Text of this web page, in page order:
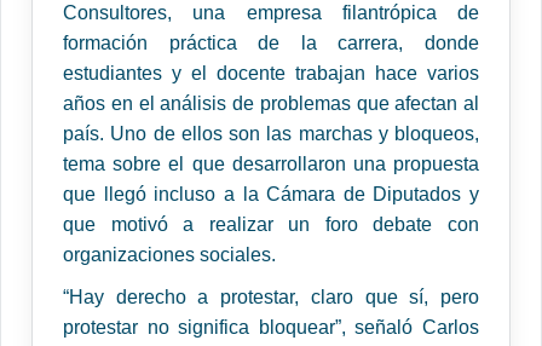
Consultores, una empresa filantrópica de
formación práctica de la carrera, donde
estudiantes y el docente trabajan hace varios
años en el análisis de problemas que afectan al
país. Uno de ellos son las marchas y bloqueos,
tema sobre el que desarrollaron una propuesta
que llegó incluso a la Cámara de Diputados y
que motivó a realizar un foro debate con
organizaciones sociales.
“Hay derecho a protestar, claro que sí, pero
protestar no significa bloquear”, señaló Carlos